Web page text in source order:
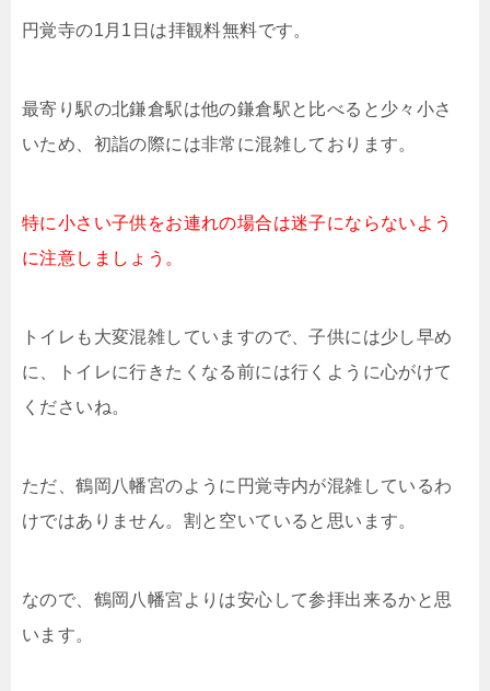
円覚寺の1月1日は拝観料無料です。
最寄り駅の北鎌倉駅は他の鎌倉駅と比べると少々小さ
いため、初詣の際には非常に混雑しております。
特に小さい子供をお連れの場合は迷子にならないよう
に注意しましょう。
トイレも大変混雑していますので、子供には少し早め
に、トイレに行きたくなる前には行くように心がけて
くださいね。
ただ、鶴岡八幡宮のように円覚寺内が混雑しているわ
けではありません。割と空いていると思います。
なので、鶴岡八幡宮よりは安心して参拝出来るかと思
います。